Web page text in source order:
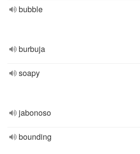
bubble
burbuja
soapy
jabonoso
bounding